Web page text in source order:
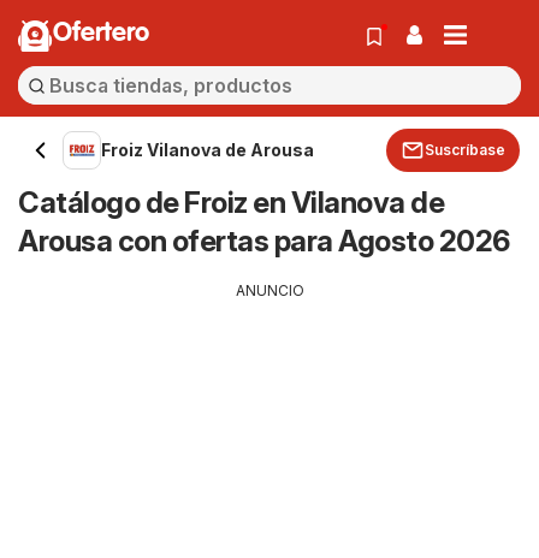
Ofertero
Froiz Vilanova de Arousa Suscríbase
Catálogo de Froiz en Vilanova de
Arousa con ofertas para Agosto 2026
ANUNCIO